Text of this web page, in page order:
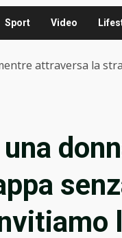
Sport Video
attraversa la